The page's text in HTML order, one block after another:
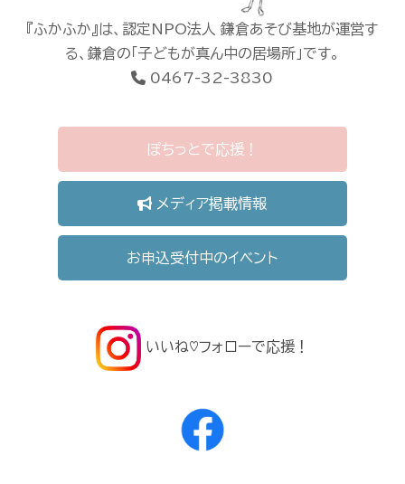
『ふかふか』は、認定NPO法人 鎌倉あそび基地が運営す
る、鎌倉の「子どもが真ん中の居場所」です。
0467-32-3830
ぽちっとで応援！
メディア掲載情報
お申込受付中のイベント
いいね♡フォローで応援！